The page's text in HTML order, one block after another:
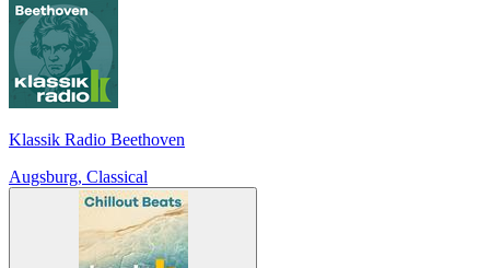
Klassik Radio Beethoven
Augsburg, Classical